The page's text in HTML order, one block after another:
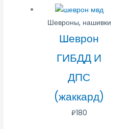
Шевроны, нашивки
Шеврон
ГИБДД И
ДПС
(жаккард)
₽180